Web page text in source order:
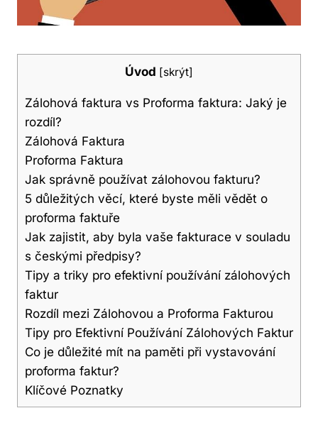
Úvod [skrýt]
Zálohová faktura vs Proforma faktura: Jaký je
rozdíl?
Zálohová Faktura
Proforma Faktura
Jak správně používat zálohovou fakturu?
5 důležitých věcí, které byste měli vědět o
proforma faktuře
Jak zajistit, aby byla vaše fakturace v souladu
s českými předpisy?
Tipy a triky pro efektivní používání zálohových
faktur
Rozdíl mezi Zálohovou a Proforma Fakturou
Tipy pro Efektivní Používání Zálohových Faktur
Co je důležité mít na paměti při vystavování
proforma faktur?
Klíčové Poznatky